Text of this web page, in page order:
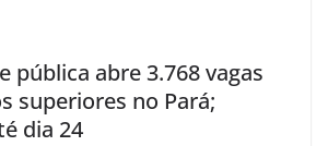
pública abre 3.768 vagas
superiores no Pará;
dia 24